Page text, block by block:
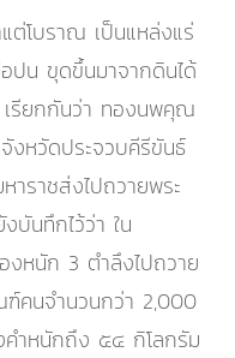
ต่โบราณ เป็นแหล่งแร่
อปน ขุดขึ้นมาจากดินได้
เรียกกันว่า ทองนพคุณ
งหวัดประจวบคีรีขันธ์
าราชส่งไปถวายพระ
บันทึกไว้ว่า ใน
งหนัก 3 ตำลึงไปถวาย
ฑ์คนจำนวนกว่า 2,000
คำหนักถึง ๕๔ กิโลกรัม